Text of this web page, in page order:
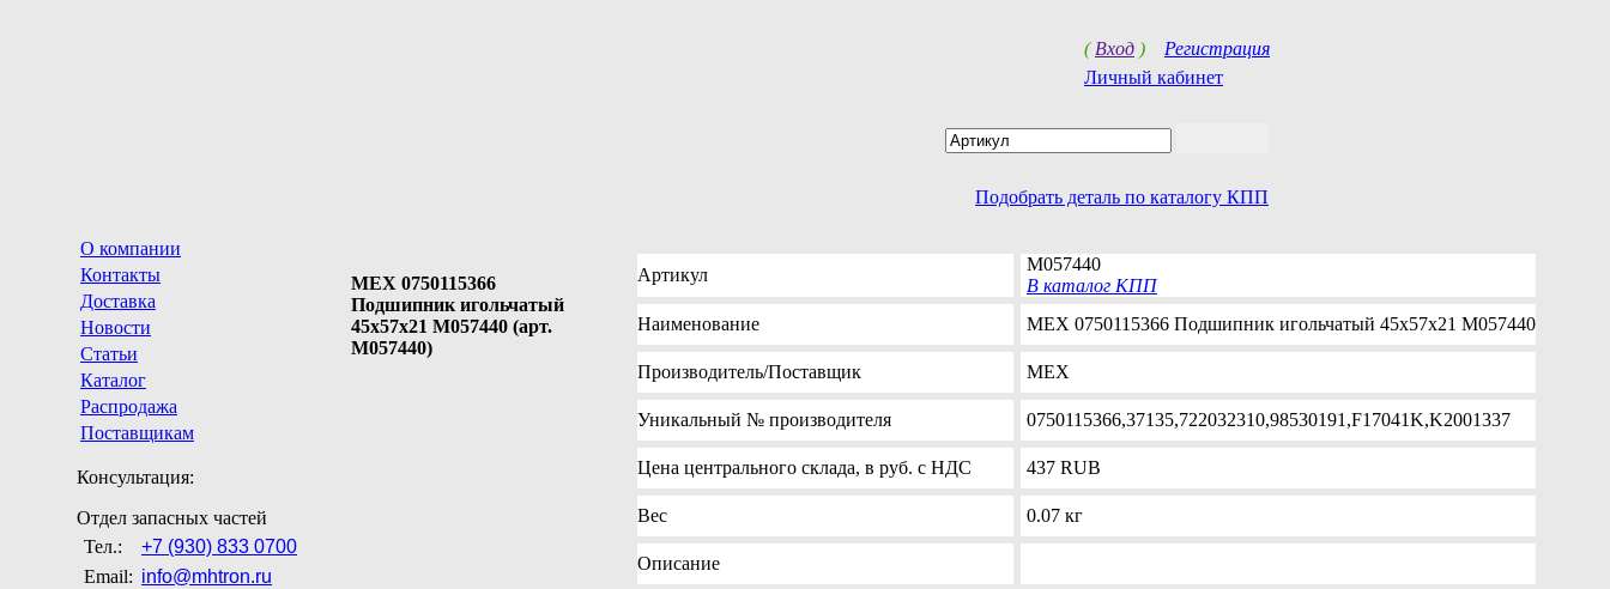
( Вход ) Регистрация
Личный кабинет
Подобрать деталь по каталогу КПП
О компании
Контакты
Доставка
Новости
Статьи
Каталог
Распродажа
Поставщикам
Консультация:
Отдел запасных частей
Тел.:
+7 (930) 833 0700
Email: info@mhtron.ru
MEX 0750115366
Подшипник игольчатый
45x57x21 M057440 (арт.
M057440)
Артикул
M057440
В каталог КПП
Наименование
MEX 0750115366 Подшипник игольчатый 45x57x21 M057440
Производитель/Поставщик MEX
Уникальный № производителя 0750115366,37135,722032310,98530191,F17041K,K2001337
Цена центрального склада, в руб. с НДС 437 RUB
Вес 0.07 кг
Описание